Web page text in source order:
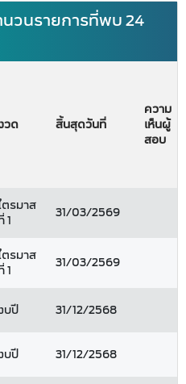
วนรายการที่พบ 24
วด สิ้นสุดวันที่
ความ
เห็นผู้
สอบ
ตรมาส
1
31/03/2569
ตรมาส
1
31/03/2569
บปี 31/12/2568
บปี 31/12/2568